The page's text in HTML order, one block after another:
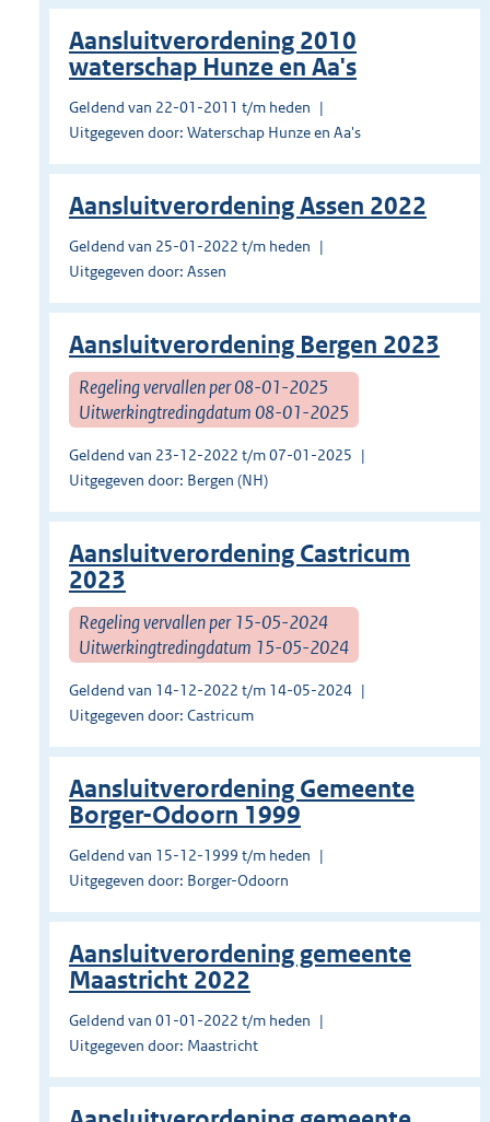
Aansluitverordening 2010
waterschap Hunze en Aa's
Geldend van 22-01-2011 t/m heden
Uitgegeven door: Waterschap Hunze en Aa's
Aansluitverordening Assen 2022
Geldend van 25-01-2022 t/m heden
Uitgegeven door: Assen
Aansluitverordening Bergen 2023
Regeling vervallen per 08-01-2025
Uitwerkingtredingdatum 08-01-2025
Geldend van 23-12-2022 t/m 07-01-2025
Uitgegeven door: Bergen (NH)
Aansluitverordening Castricum
2023
Regeling vervallen per 15-05-2024
Uitwerkingtredingdatum 15-05-2024
Geldend van 14-12-2022 t/m 14-05-2024
Uitgegeven door: Castricum
Aansluitverordening Gemeente
Borger-Odoorn 1999
Geldend van 15-12-1999 t/m heden
Uitgegeven door: Borger-Odoorn
Aansluitverordening gemeente
Maastricht 2022
Geldend van 01-01-2022 t/m heden
Uitgegeven door: Maastricht